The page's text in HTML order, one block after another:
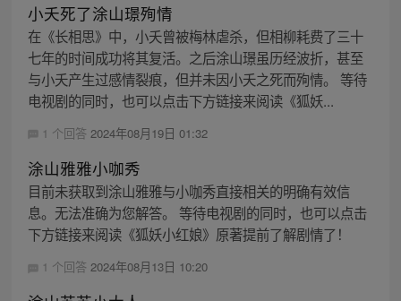
小夭死了涂山璟殉情
在《长相思》中，小夭曾被梅林虐杀，但相柳耗费了三十
七年的时间成功将其复活。之后涂山璟虽历经波折，甚至
与小夭产生过感情裂痕，但并未因小夭之死而殉情。 等待
电视剧的同时，也可以点击下方链接来阅读《狐妖...
1 个回答 2024年08月19日 01:32
涂山雅雅小咖秀
目前未获取到涂山雅雅与小咖秀直接相关的明确有效信
息。无法准确为您解答。 等待电视剧的同时，也可以点击
下方链接来阅读《狐妖小红娘》原著提前了解剧情了！
1 个回答 2024年08月13日 10:20